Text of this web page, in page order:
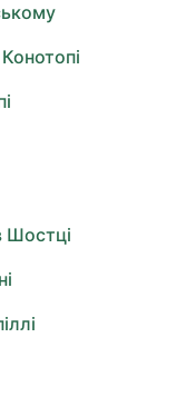
Шостці